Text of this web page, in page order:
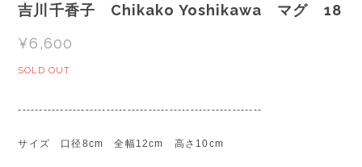
吉川千香子 Chikako Yoshikawa マグ 18
¥6,600
SOLD OUT
----------------------------------------------------------
サイズ 口径8cm 全幅12cm 高さ10cm